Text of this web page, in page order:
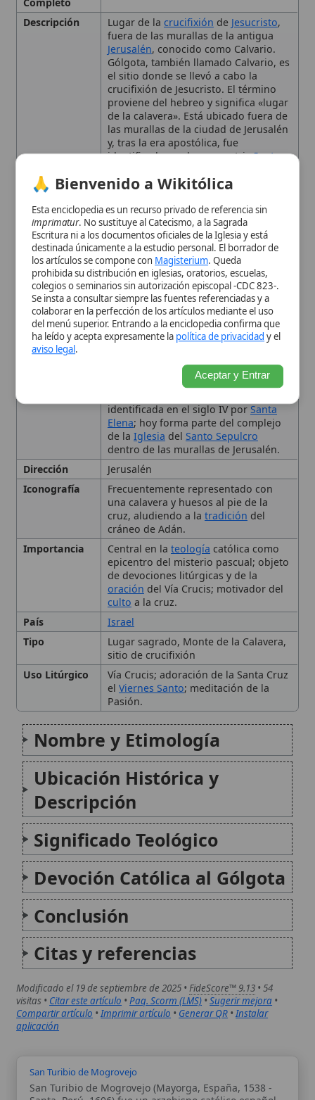
Elenaen el año 326 d.C., sobre el cual
el emperador Constantino erigió la
Basílica del Santo Sepulcro. Es
venerado mediante devociones como
el Vía Crucis y la adoración de laCruz.
Representa el cumplimiento del plan
redentor deDiosy la unión simbólica
entre la muerte del primer Adán y la
salvaciónofrecida por Cristo, el
«segundo Adán»
Mencionado en los Evangelios de
Mateo, Marcos, Lucas y Juan; referido
sacrificio.
Contexto
Histórico
Sitio de la crucifixión en el siglo I d.C.;
recordado en los Evangelios;
identificada en el siglo IV porSanta
Elena; hoy forma parte del complejo
de laIglesiadelSanto Sepulcro
dentro de las murallas de Jerusalén.
Dirección Jerusalén
Iconografía
Frecuentemente representado con
una calavera y huesos al pie de la
cruz, aludiendo a latradicióndel
cráneo de Adán.
Importancia
epicentro del misterio pascual; objeto
de devociones litúrgicas y de la
del Vía Crucis; motivador del
cultoa la cruz.
Israel
Lugar sagrado, Monte de la Calavera,
sitio de crucifixión
Uso Litúrgico
Vía Crucis; adoración de la Santa Cruz
elViernes Santo; meditación de la
Pasión.
Nombre y Etimología
Ubicación Histórica y
Descripción
Significado Teológico
Devoción Católica al Gólgota
Conclusión
Citas y referencias
Modificado el 19 de septiembre de 2025 •FideScore™ 9.13• 54
visitas •
Compartir artículo•Imprimir artículo•Generar QR •Instalar
aplicación
San Turibio de Mogrovejo
San Turibio de Mogrovejo (Mayorga, España, 1538 -
Santa, Perú, 1606) fue un arzobispo católico español,
segundo prelado de Lima y figura clave en la
evangelización del Perú colonial. Canonizado en 1726,
se le reconoce como patrono del episcopado
latinoamericano...
San Claudio de La Colombière
San Claudio de la Colombière (1641-1682) fue un
religioso jesuita y director espiritual célebre por su
difusión de la devoción al Sagrado Corazón de Jesús,
vinculada estrechamente con la obra y...
editorial de Wikitólica. Las afirmaciones
del artículo están basadas y contrastadas
🙏 Bienvenido a Wikitólica
Esta enciclopedia es un recurso privado de referencia sin
. No sustituye al Catecismo, a la Sagrada
Escritura ni a los documentos oficiales de la Iglesia y está
destinada únicamente a la estudio personal. El borrador de
los artículos se compone conMagisterium. Queda
prohibida su distribución en iglesias, oratorios, escuelas,
colegios o seminarios sin autorización episcopal -CDC 823-.
Se insta a consultar siempre las fuentes referenciadas y a
colaborar en la perfección de los artículos mediante el uso
del menú superior. Entrando a la enciclopedia confirma que
aviso legal